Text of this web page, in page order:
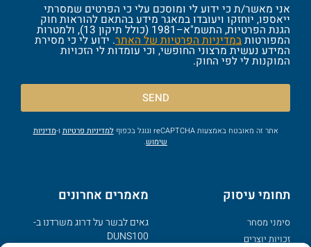
מאמרים אחרונים
גאים לבשר על דרוג משרדנו ב-
DUNS100
תחומי עיסוק
סימני מסחר
זכויות יוצרים
אני מאשר/ת כי ידוע לי ומוסכם עלי כי הפרטים שמסרתי
ייאספו, יוחזקו ויעובדו במאגר מידע בהתאם להוראות חוק
הגנת הפרטיות, התשמ"א–1981 (כולל תיקון 13), ולמטרות
המפורטותבמדיניות הפרטיות של האתר. ידוע לי כי מסירת
המידע נעשית מרצוני החופשי, וכי עומדות לי הזכויות
המוקנות לי לפי החוק.
SEND
אתר זה מאובטח באמצעות reCAPTCHA וגוגל בכפוף למדיניות פרטיות ו-מדיניות
שימוש.